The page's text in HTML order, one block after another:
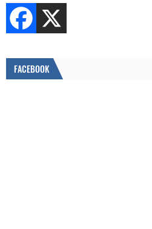
FACEBOOK